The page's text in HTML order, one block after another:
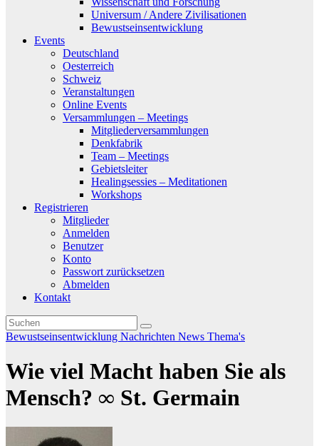
Universum / Andere Zivilisationen
Bewustseinsentwicklung
Events
Deutschland
Oesterreich
Schweiz
Veranstaltungen
Online Events
Versammlungen – Meetings
Mitgliederversammlungen
Denkfabrik
Team – Meetings
Gebietsleiter
Healingsessies – Meditationen
Workshops
Registrieren
Mitglieder
Anmelden
Benutzer
Konto
Passwort zurücksetzen
Abmelden
Kontakt
Bewustseinsentwicklung Nachrichten News Thema's
Wie viel Macht haben Sie als
Mensch? ∞ St. Germain